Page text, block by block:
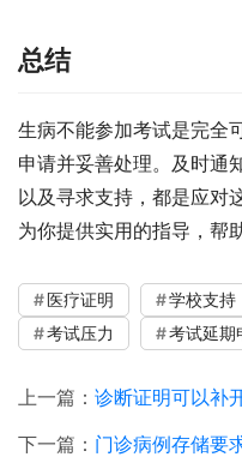
总结
生病不能参加考试是完全
申请并妥善处理。及时通
以及寻求支持，都是应对
为你提供实用的指导，帮
医疗证明 学校支持
考试压力
考试延期
上一篇： 诊断证明可以补
下一篇： 门诊病例存储要求